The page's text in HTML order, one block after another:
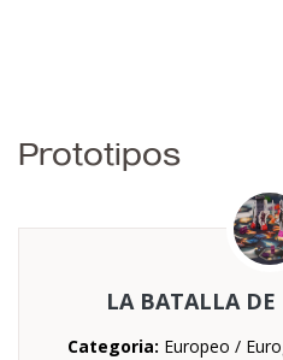
Prototipos
LA BATALLA DE
Categoria: Europeo /